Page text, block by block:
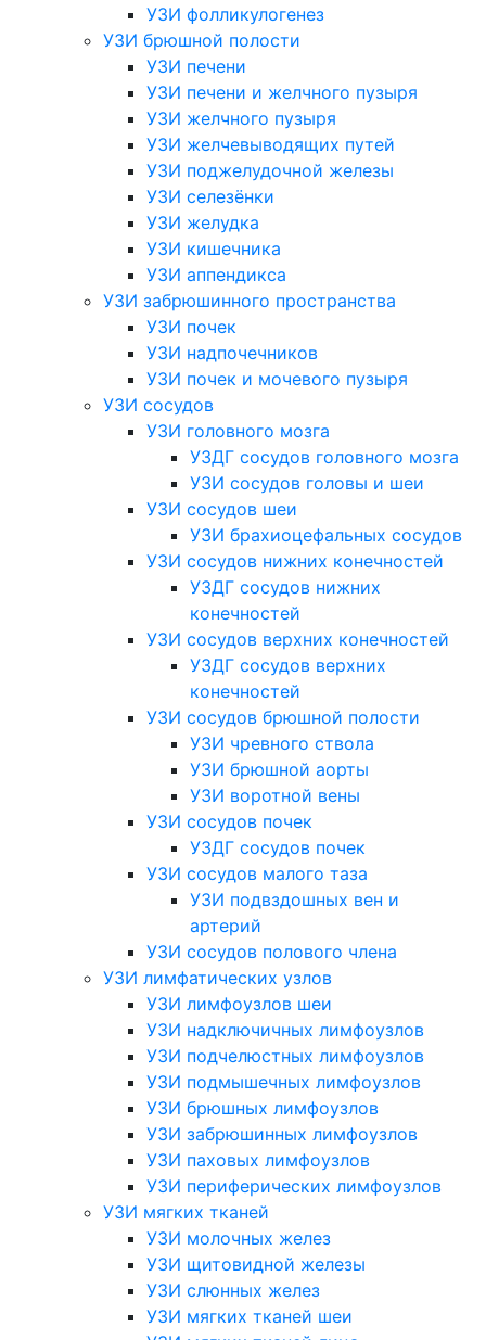
УЗИ фолликулогенез
УЗИ брюшной полости
УЗИ печени
УЗИ печени и желчного пузыря
УЗИ желчного пузыря
УЗИ желчевыводящих путей
УЗИ поджелудочной железы
УЗИ селезёнки
УЗИ желудка
УЗИ кишечника
УЗИ аппендикса
УЗИ забрюшинного пространства
УЗИ почек
УЗИ надпочечников
УЗИ почек и мочевого пузыря
УЗИ сосудов
УЗИ головного мозга
УЗДГ сосудов головного мозга
УЗИ сосудов головы и шеи
УЗИ сосудов шеи
УЗИ брахиоцефальных сосудов
УЗИ сосудов нижних конечностей
УЗДГ сосудов нижних
конечностей
УЗИ сосудов верхних конечностей
УЗДГ сосудов верхних
конечностей
УЗИ сосудов брюшной полости
УЗИ чревного ствола
УЗИ брюшной аорты
УЗИ воротной вены
УЗИ сосудов почек
УЗДГ сосудов почек
УЗИ сосудов малого таза
УЗИ подвздошных вен и
артерий
УЗИ сосудов полового члена
УЗИ лимфатических узлов
УЗИ лимфоузлов шеи
УЗИ надключичных лимфоузлов
УЗИ подчелюстных лимфоузлов
УЗИ подмышечных лимфоузлов
УЗИ брюшных лимфоузлов
УЗИ забрюшинных лимфоузлов
УЗИ паховых лимфоузлов
УЗИ периферических лимфоузлов
УЗИ мягких тканей
УЗИ молочных желез
УЗИ щитовидной железы
УЗИ слюнных желез
УЗИ мягких тканей шеи